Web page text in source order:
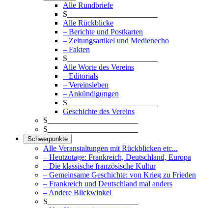
Alle Rundbriefe
S_______________________
Alle Rückblicke
– Berichte und Postkarten
– Zeitungsartikel und Medienecho
– Fakten
S_______________________
Alle Worte des Vereins
– Editorials
– Vereinsleben
– Ankündigungen
S_______________________
Geschichte des Vereins
S_______________________
S_______________________
Schwerpunkte
Alle Veranstaltungen mit Rückblicken etc...
– Heutzutage: Frankreich, Deutschland, Europa
– Die klassische französische Kultur
– Gemeinsame Geschichte: von Krieg zu Frieden
– Frankreich und Deutschland mal anders
– Andere Blickwinkel
S_______________________